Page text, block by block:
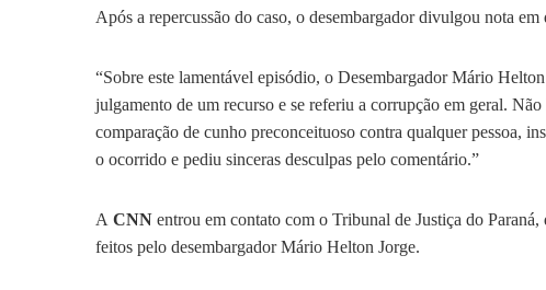
Após a repercussão do caso, o desembargador divulgou nota
“Sobre este lamentável episódio, o Desembargador Mário
julgamento de um recurso e se referiu a corrupção em geral.
comparação de cunho preconceituoso contra qualquer pessoa,
o ocorrido e pediu sinceras desculpas pelo comentário.”
A CNN entrou em contato com o Tribunal de Justiça do
feitos pelo desembargador Mário Helton Jorge.